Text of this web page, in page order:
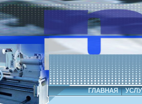
ГЛАВНАЯ